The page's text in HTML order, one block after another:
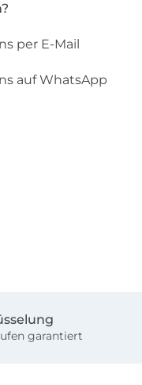
per E-Mail
auf WhatsApp
garantiert